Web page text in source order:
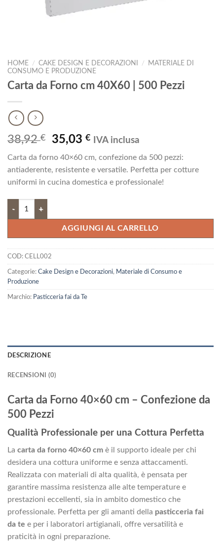
HOME / CAKE DESIGN E DECORAZIONI /
MATERIALE DI
CONSUMO E PRODUZIONE
Carta da Forno cm 40X60 | 500 Pezzi
38,92€
Il
originale
era:
38,92 €.
35,03€Il
attuale
è:
35,03 €.
IVA inclusa
Carta da forno 40×60 cm, confezione da 500 pezzi:
antiaderente, resistente e versatile. Perfetta per cotture
uniformi in cucina domestica e professionale!
Carta da Forno cm 40X60 | 500 Pezzi quantità
AGGIUNGI AL CARRELLO
COD: CELL002
Categorie: Cake Design e Decorazioni, Materiale di Consumo e
Produzione
Marchio: Pasticceria fai da Te
DESCRIZIONE
RECENSIONI (0)
Carta da Forno 40×60 cm – Confezione da
500 Pezzi
Qualità Professionale per una Cottura Perfetta
La carta da forno 40×60 cm è il supporto ideale per chi
desidera una cottura uniforme e senza attaccamenti.
Realizzata con materiali di alta qualità, è pensata per
garantire massima resistenza alle alte temperature e
prestazioni eccellenti, sia in ambito domestico che
professionale. Perfetta per gli amanti della pasticceria fai
da te e per i laboratori artigianali, offre versatilità e
praticità in ogni preparazione.